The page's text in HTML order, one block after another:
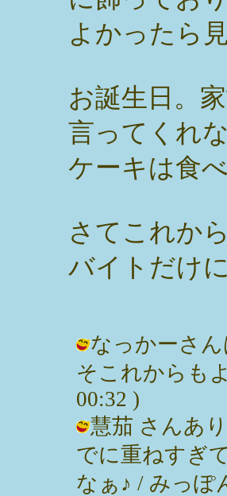
よかったら
お誕生日。
言ってくれ
ケーキは食
さてこれか
バイトだけ
なっかーさ
そこれからも
00:32 )
慧茄 さんあ
でに重ねすぎ
なぁ♪ / みっぽ